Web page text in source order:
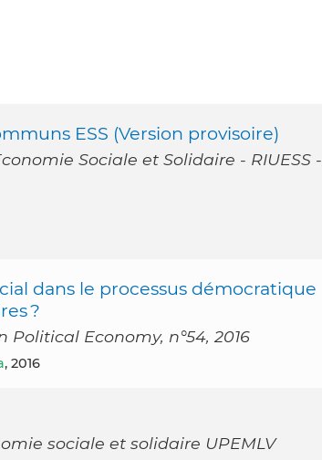
ESS (Version provisoire)
Sociale et Solidaire - RIUESS -
dans le processus démocratique
?
Economy, n°54, 2016
, 2016
sociale et solidaire UPEMLV